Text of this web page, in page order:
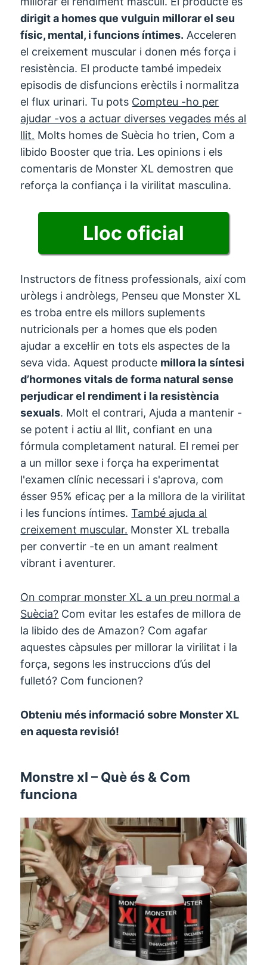
dirigit a homes que vulguin millorar el seu
físic, mental, i funcions íntimes. Acceleren
el creixement muscular i donen més força i
resistència. El producte també impedeix
episodis de disfuncions erèctils i normalitza
el flux urinari. Tu pots Compteu -ho per
ajudar -vos a actuar diverses vegades més al
llit. Molts homes de Suècia ho trien, Com a
libido Booster que tria. Les opinions i els
comentaris de Monster XL demostren que
reforça la confiança i la virilitat masculina.
Lloc oficial
Instructors de fitness professionals, així com
uròlegs i andròlegs, Penseu que Monster XL
es troba entre els millors suplements
nutricionals per a homes que els poden
ajudar a excel·lir en tots els aspectes de la
seva vida. Aquest producte millora la síntesi
d’hormones vitals de forma natural sense
perjudicar el rendiment i la resistència
sexuals. Molt el contrari, Ajuda a mantenir -
se potent i actiu al llit, confiant en una
fórmula completament natural. El remei per
a un millor sexe i força ha experimentat
l'examen clínic necessari i s'aprova, com
ésser 95% eficaç per a la millora de la virilitat
i les funcions íntimes.També ajuda al
creixement muscular. Monster XL treballa
per convertir -te en un amant realment
vibrant i aventurer.
On comprar monster XL a un preu normal a
Suècia? Com evitar les estafes de millora de
la libido des de Amazon? Com agafar
aquestes càpsules per millorar la virilitat i la
força, segons les instruccions d’ús del
fulletó? Com funcionen?
Obteniu més informació sobre Monster XL
en aquesta revisió!
Monstre xl – Què és & Com
funciona